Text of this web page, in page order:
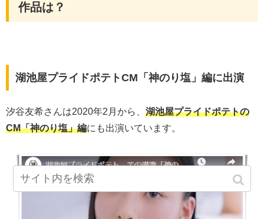
作品は？
湖池屋プライドポテトCM「神のり塩」編に出演
汐谷友希さんは2020年2月から、 湖池屋プライドポテトの
CM「神のり塩」編にも出演いています。